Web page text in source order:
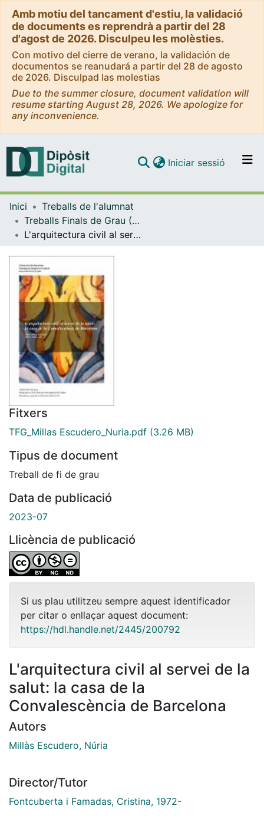
Amb motiu del tancament d'estiu, la validació
de documents es reprendrà a partir del 28
d'agost de 2026. Disculpeu les molèsties.
Con motivo del cierre de verano, la validación de
documentos se reanudará a partir del 28 de agosto
de 2026. Disculpad las molestias
Due to the summer closure, document validation will
resume starting August 28, 2026. We apologize for
any inconvenience.
Navega per tot el DD
Iniciar sessió (current)
Inici
Treballs de l'alumnat
Treballs Finals de Grau (TFG) - Història de l'Art
L'arquitectura civil al servei de la salut: la casa de la Convalescència de Barcelona
Fitxers
TFG_Millas Escudero_Nuria.pdf (3.26 MB)
Tipus de document
Treball de fi de grau
Data de publicació
2023-07
Llicència de publicació
Si us plau utilitzeu sempre aquest identificador
per citar o enllaçar aquest document:
https://hdl.handle.net/2445/200792
L'arquitectura civil al servei de la
salut: la casa de la
Convalescència de Barcelona
Autors
Millàs Escudero, Núria
Director/Tutor
Fontcuberta i Famadas, Cristina, 1972-